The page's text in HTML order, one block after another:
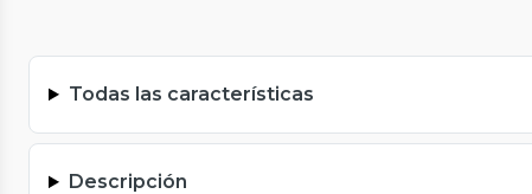
Todas las características
Descripción